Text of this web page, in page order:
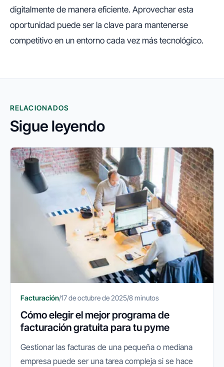
digitalmente de manera eficiente. Aprovechar esta
oportunidad puede ser la clave para mantenerse
competitivo en un entorno cada vez más tecnológico.
RELACIONADOS
Sigue leyendo
Facturación/17 de octubre de 2025/8 minutos
Cómo elegir el mejor programa de
facturación gratuita para tu pyme
Gestionar las facturas de una pequeña o mediana
empresa puede ser una tarea compleja si se hace